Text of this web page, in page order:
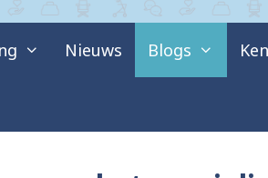
Nieuws Blogs